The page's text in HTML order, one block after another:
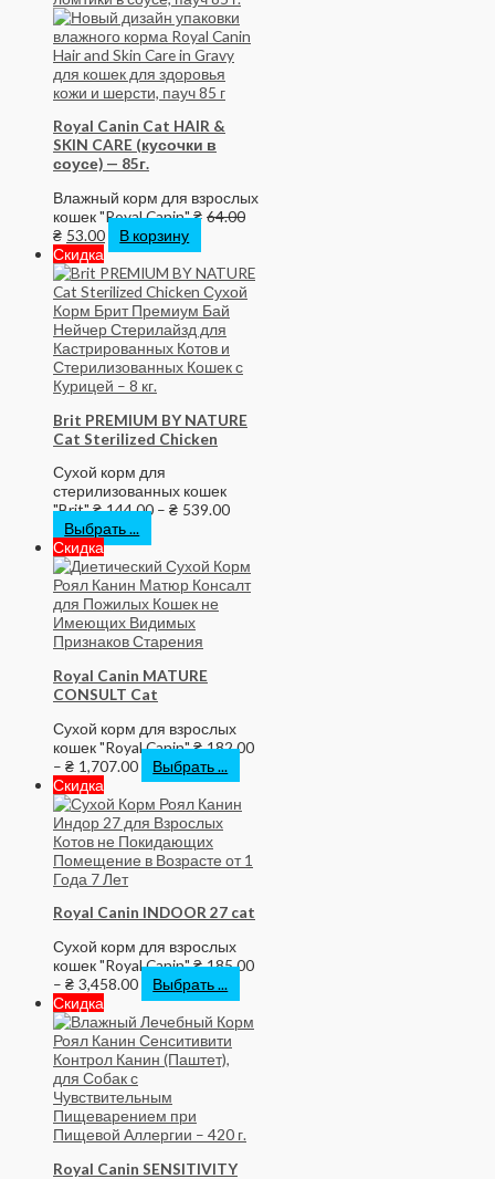
Royal Canin Cat HAIR &
SKIN CARE (кусочки в
соусе) — 85г.
Влажный корм для взрослых
кошек "Royal Canin"₴ 64.00
₴ 53.00
В корзину
Скидка
Brit PREMIUM BY NATURE
Cat Sterilized Chicken
Сухой корм для
стерилизованных кошек
"Brit"₴ 144.00 – ₴ 539.00
Выбрать ...
Скидка
Royal Canin MATURE
CONSULT Cat
Сухой корм для взрослых
кошек "Royal Canin"₴ 182.00
– ₴ 1,707.00
Выбрать ...
Скидка
Royal Canin INDOOR 27 cat
Сухой корм для взрослых
кошек "Royal Canin"₴ 185.00
– ₴ 3,458.00
Выбрать ...
Скидка
Royal Canin SENSITIVITY